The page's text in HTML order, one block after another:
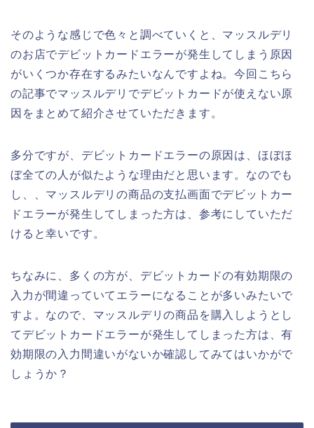
そのような感じで色々と調べていくと、マッスルデリ
のお店でデビットカードエラーが発生してしまう原因
がいくつか存在するみたいなんですよね。今回こちら
の記事でマッスルデリでデビットカードが使えない原
因をまとめて紹介させていただきます。
多分ですが、デビットカードエラーの原因は、ほぼほ
ぼ全ての人が似たような理由だと思います。なのでも
し、、マッスルデリの商品の支払画面でデビットカー
ドエラーが発生してしまった方は、参考にしていただ
けると幸いです。
ちなみに、多くの方が、デビットカードの有効期限の
入力が間違っていてエラーになることが多いみたいで
すよ。なので、マッスルデリの商品を購入しようとし
てデビットカードエラーが発生してしまった方は、有
効期限の入力間違いがないか確認してみてはいかがで
しょうか？